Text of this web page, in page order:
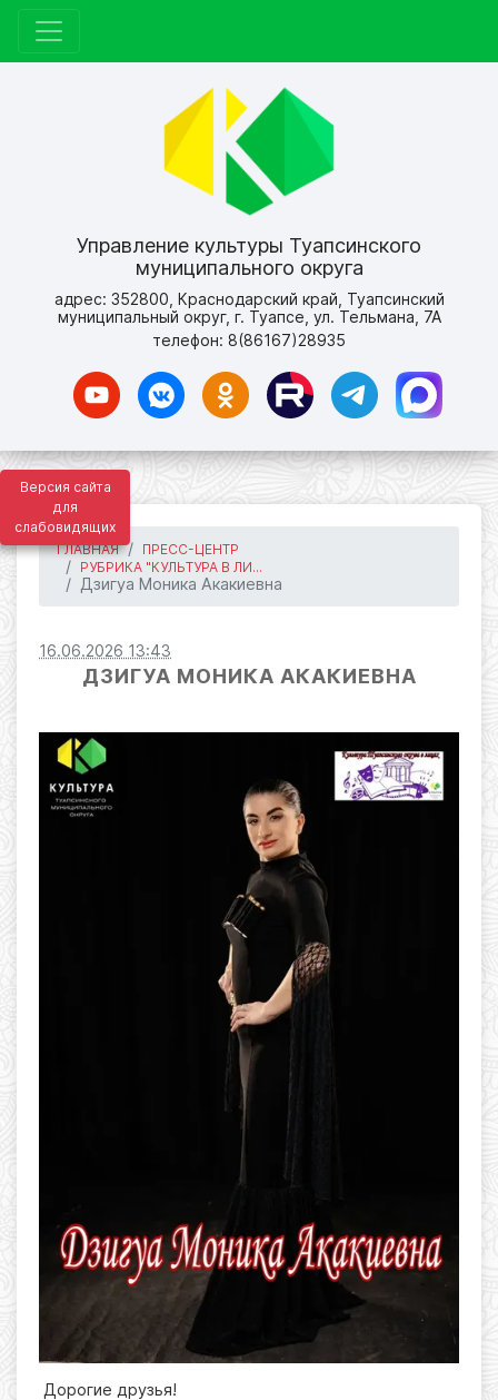
Версия сайта
для
слабовидящих
Управление культуры Туапсинского
муниципального округа
адрес: 352800, Краснодарский край, Туапсинский
муниципальный округ, г. Туапсе, ул. Тельмана, 7А
телефон: 8(86167)28935
ГЛАВНАЯ
ПРЕСС-ЦЕНТР
РУБРИКА "КУЛЬТУРА В ЛИ...
Дзигуа Моника Акакиевна
16.06.2026 13:43
ДЗИГУА МОНИКА АКАКИЕВНА
Дорогие друзья!